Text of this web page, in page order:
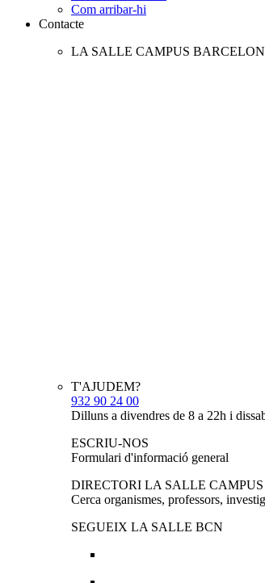
Com arribar-hi
Contacte
LA SALLE CAMPUS
T'AJUDEM?
932 90 24 00
Dilluns a divendres de 8 a 22h i
ESCRIU-NOS
Formulari d'informació general
DIRECTORI LA SALLE
Cerca organismes, professors,
SEGUEIX LA SALLE BCN